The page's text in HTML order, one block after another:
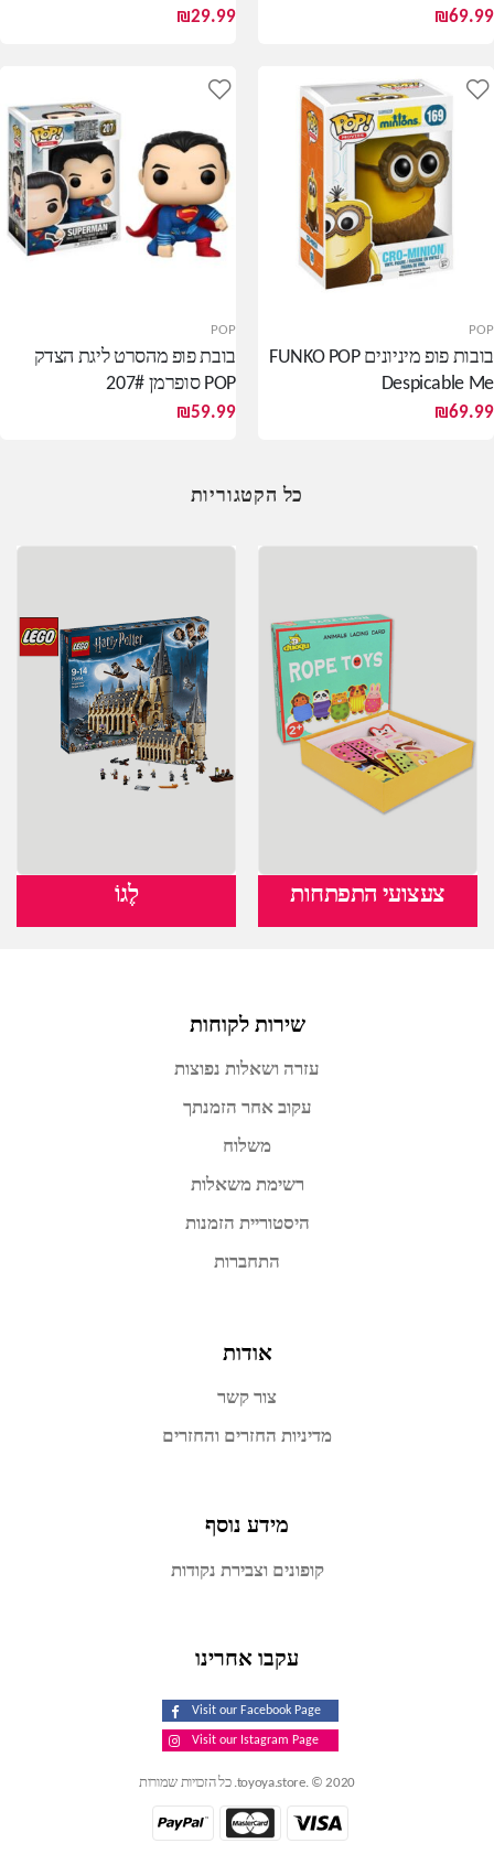
₪69.99
₪29.99
POP
בובות פופ מיניונים FUNKO POP
Despicable Me
₪69.99
POP
בובת פופ מהסרט ליגת הצדק
POP סופרמן 207#
₪59.99
כל הקטגוריות
צעצועי התפתחות לֶגוֹ
שירות לקוחות
עזרה ושאלות נפוצות
עקוב אחר הזמנתך
משלוח
רשימת משאלות
היסטוריית הזמנות
התחברות
אודות
צור קשר
מדיניות החזרים והחזרים
מידע נוסף
קופונים וצבירת נקודות
עקבו אחרינו
Visit our Facebook Page
Visit our Istagram Page
toyoya.store. © 2020. כל הזכויות שמורות